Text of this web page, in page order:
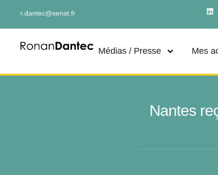
r.dantec@senat.fr
Médias / Presse Mes
Nantes